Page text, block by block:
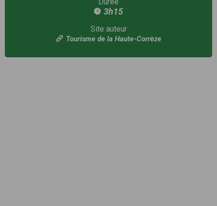
3h15
Site auteur
Tourisme de la Haute-Corrèze